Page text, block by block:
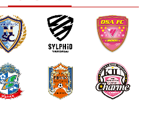
静岡 愛媛Ｌ